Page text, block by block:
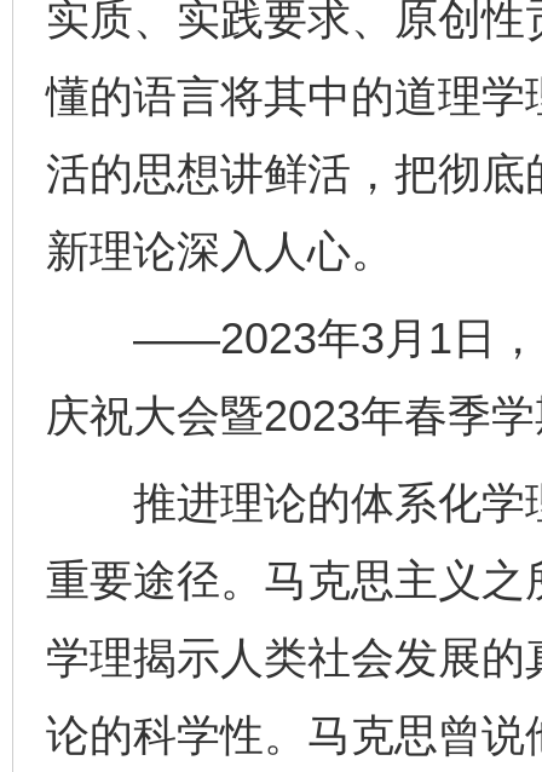
实质、实践要求、原创
懂的语言将其中的道理
活的思想讲鲜活，把彻
新理论深入人心。
——2023年3月1日，
庆祝大会暨2023年春季
推进理论的体系化学
重要途径。马克思主义
学理揭示人类社会发展
论的科学性。马克思曾